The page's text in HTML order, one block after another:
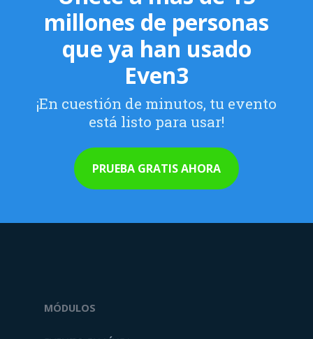
Únete a más de 15
millones de personas
que ya han usado
Even3
¡En cuestión de minutos, tu evento
está listo para usar!
PRUEBA GRATIS AHORA